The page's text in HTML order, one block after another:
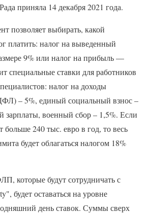
приняла 14 декабря 2021 года.
позволяет выбирать, какой
платить: налог на выведенный
9% или налог на прибыль —
специальные ставки для работников
налог на доходы
– 5%, единый социальный взнос –
зарплаты, военный сбор – 1,5%. Если
больше 240 тыс. евро в год, то весь
будет облагаться налогом 18%
которые будут сотрудничать с
будет оставаться на уровне
день ставок. Суммы сверх